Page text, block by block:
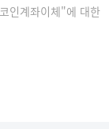
인계좌이체"에 대한